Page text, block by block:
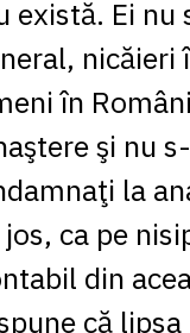
există. Ei
nicăieri
în
şi nu
la
ca pe
din
că